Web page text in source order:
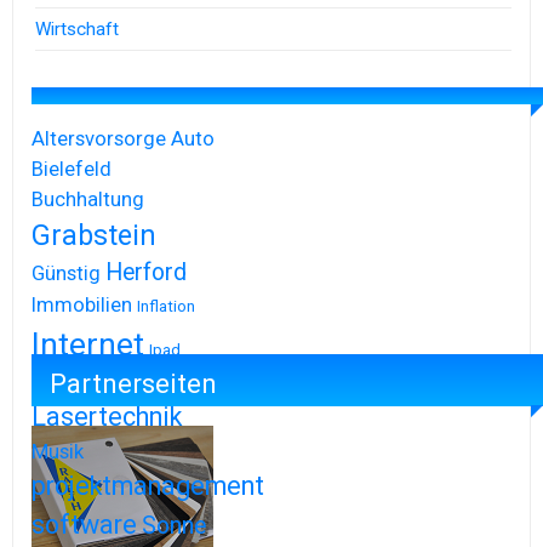
Wirtschaft
Altersvorsorge Auto
Bielefeld
Buchhaltung
Grabstein
Günstig Herford
Immobilien Inflation
Internet Ipad
Iphone
Lasertechnik
Musik
projektmanagement
softwareSonne
Partnerseiten